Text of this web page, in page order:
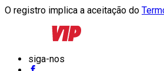
O registro implica a aceitação do
siga-nos